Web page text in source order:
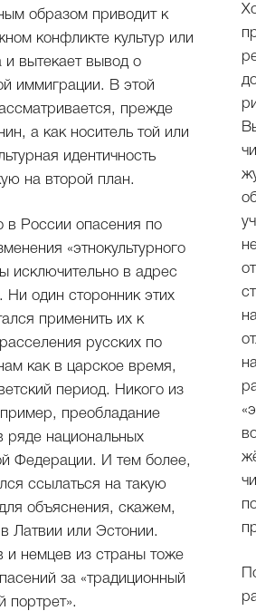
образом приводит к
конфликте культур или
вытекает вывод о
иммиграции. В этой
прежде
а как носитель той или
идентичность
на второй план.
в России опасения по
«этнокультурного
исключительно в адрес
Ни один сторонник этих
применить их к
русских по
как в царское время,
период. Никого из
преобладание
ряде национальных
Федерации. И тем более,
ссылаться на такую
объяснения, скажем,
Латвии или Эстонии.
и немцев из страны тоже
за «традиционный
портрет».